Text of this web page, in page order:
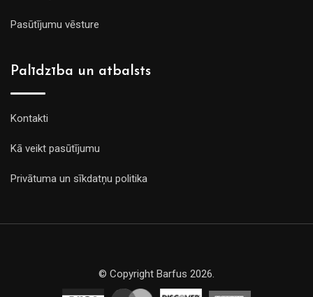
Pasūtījumu vēsture
Palīdzība un atbalsts
Kontakti
Kā veikt pasūtījumu
Privātuma un sīkdatņu politika
© Copyright Barfus 2026.